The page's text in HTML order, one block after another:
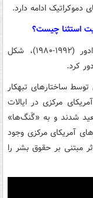
ادامه دارد.
استثنا چیست؟
پس از خشونت ناشی از جنگ داخلی السالوادور (۱۹۹۲-۱۹۸۰)، شکل
کرد.
ساختارهای تبهکار
مرکزی در ایالات
شدند و به «گَنگ‌ها»
آمریکای مرکزی وجود
مبتنی بر حقوق بشر را